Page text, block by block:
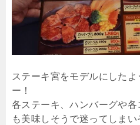
ステーキ宮をモデルにした
ー！
各ステーキ、ハンバーグや
も美味しそうで迷ってしまい